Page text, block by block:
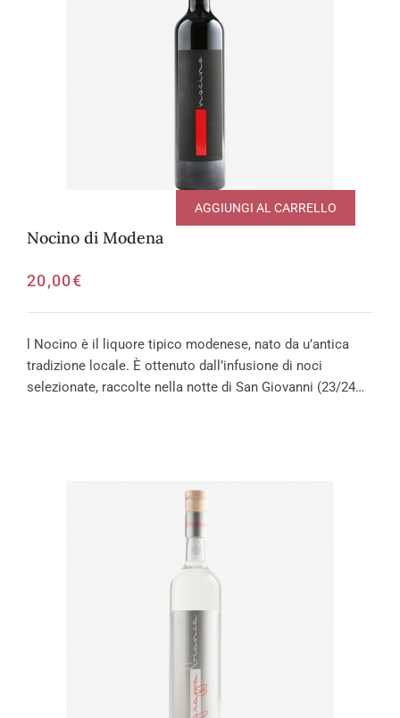
Nocino di Modena
20,00€
AGGIUNGI AL CARRELLO
l Nocino è il liquore tipico modenese, nato da u’antica
tradizione locale. È ottenuto dall’infusione di noci
selezionate, raccolte nella notte di San Giovanni (23/24…